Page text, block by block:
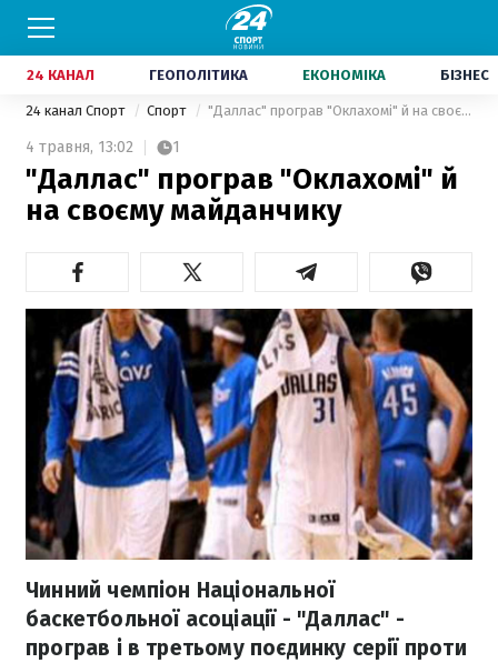
24 КАНАЛ ГЕОПОЛІТИКА ЕКОНОМІКА БІЗНЕС
24 канал Спорт Спорт "Даллас" програв "Оклахомі" й на своєму майданчику
4 травня, 13:02 1
"Даллас" програв "Оклахомі" й
на своєму майданчику
Чинний чемпіон Національної
баскетбольної асоціації - "Даллас" -
програв і в третьому поєдинку серії проти